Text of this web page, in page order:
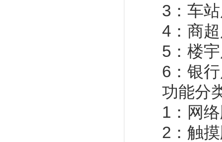
3：车
4：商
5： 楼
6：银
功能分
1：网
2：触